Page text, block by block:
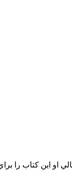
او اين كتاب را